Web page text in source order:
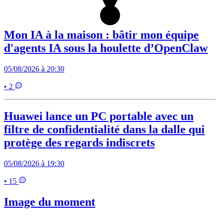
Mon IA à la maison : bâtir mon équipe
d'agents IA sous la houlette d’OpenClaw
05/08/2026 à 20:30
• 2
Huawei lance un PC portable avec un
filtre de confidentialité dans la dalle qui
protège des regards indiscrets
05/08/2026 à 19:30
• 15
Image du moment